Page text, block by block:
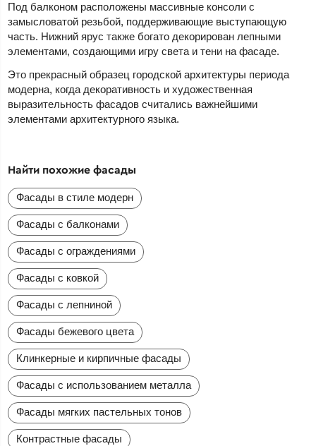
Под балконом расположены массивные консоли с
замысловатой резьбой, поддерживающие выступающую
часть. Нижний ярус также богато декорирован лепными
элементами, создающими игру света и тени на фасаде.
Это прекрасный образец городской архитектуры периода
модерна, когда декоративность и художественная
выразительность фасадов считались важнейшими
элементами архитектурного языка.
Найти похожие фасады
Фасады в стиле модерн
Фасады с балконами
Фасады с ограждениями
Фасады с ковкой
Фасады с лепниной
Фасады бежевого цвета
Клинкерные и кирпичные фасады
Фасады с использованием металла
Фасады мягких пастельных тонов
Контрастные фасады